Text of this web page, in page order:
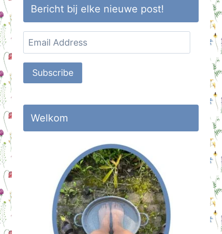
Bericht bij elke nieuwe post!
Email
Address
Subscribe
Welkom